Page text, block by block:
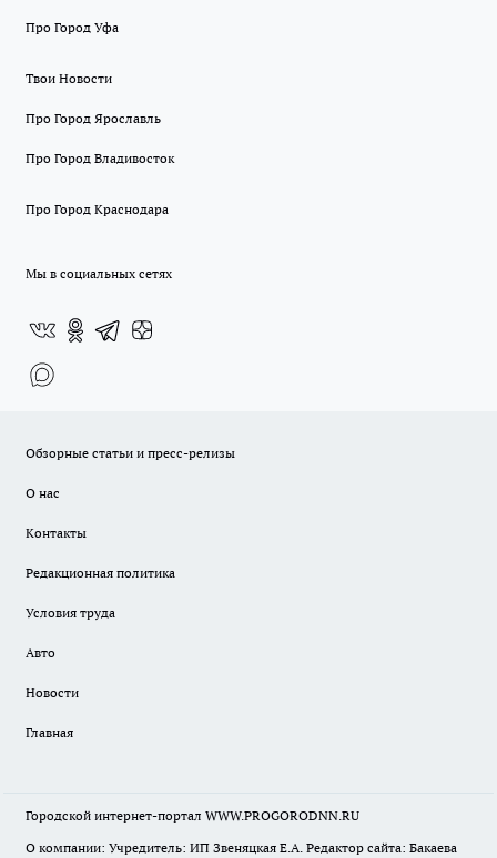
Про Город Уфа
Твои Новости
Про Город Ярославль
Про Город Владивосток
Про Город Краснодара
Мы в социальных сетях
Обзорные статьи и пресс-релизы
О нас
Контакты
Редакционная политика
Условия труда
Авто
Новости
Главная
Городской интернет-портал WWW.PROGORODNN.RU
О компании: Учредитель: ИП Звеняцкая Е.А. Редактор сайта: Бакаева